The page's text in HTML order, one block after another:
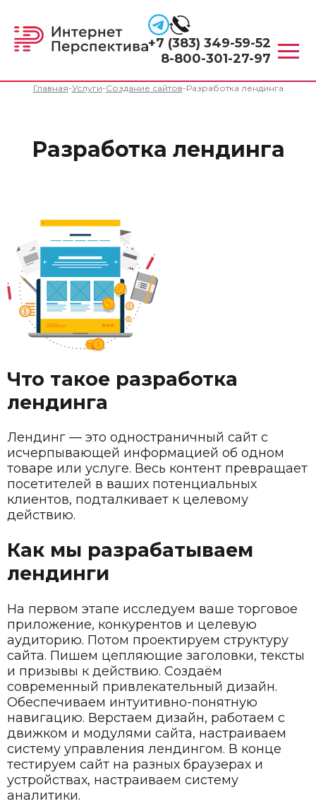
+7 (383) 349-59-52
8-800-301-27-97
Главная-Услуги-Создание сайтов-Разработка лендинга
Разработка лендинга
Что такое разработка
лендинга
Лендинг — это одностраничный сайт с
исчерпывающей информацией об одном
товаре или услуге. Весь контент превращает
посетителей в ваших потенциальных
клиентов, подталкивает к целевому
действию.
Как мы разрабатываем
лендинги
На первом этапе исследуем ваше торговое
приложение, конкурентов и целевую
аудиторию. Потом проектируем структуру
сайта. Пишем цепляющие заголовки, тексты
и призывы к действию. Создаём
современный привлекательный дизайн.
Обеспечиваем интуитивно-понятную
навигацию. Верстаем дизайн, работаем с
движком и модулями сайта, настраиваем
систему управления лендингом. В конце
тестируем сайт на разных браузерах и
устройствах, настраиваем систему
аналитики.